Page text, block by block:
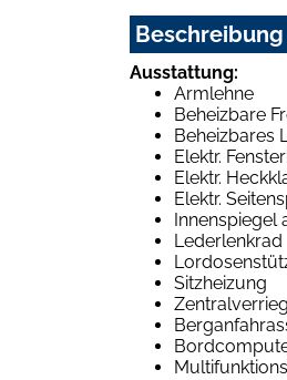
Ausstattung:
Armlehne
Beheizbare
Beheizbares
Elektr.
Elektr.
Elektr.
Innenspiegel
Lederlenkrad
Sitzheizung